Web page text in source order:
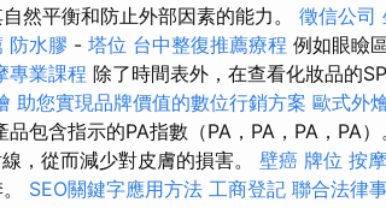
然平衡和防止外部因素的能力。 徵信公司
防水膠 - 塔位 台中整復推薦療程 例如眼瞼
專業課程 除了時間表外，在查看化妝品的
助您實現品牌價值的數位行銷方案 歐式外
品包含指示的PA指數（PA，PA，PA，PA
，從而減少對皮膚的損害。 壁癌 牌位 按
SEO關鍵字應用方法 工商登記 聯合法律